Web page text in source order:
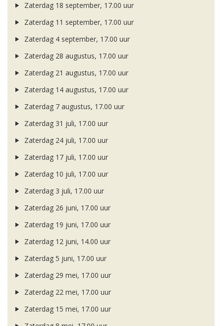
Zaterdag 18 september, 17.00 uur
Zaterdag 11 september, 17.00 uur
Zaterdag 4 september, 17.00 uur
Zaterdag 28 augustus, 17.00 uur
Zaterdag 21 augustus, 17.00 uur
Zaterdag 14 augustus, 17.00 uur
Zaterdag 7 augustus, 17.00 uur
Zaterdag 31 juli, 17.00 uur
Zaterdag 24 juli, 17.00 uur
Zaterdag 17 juli, 17.00 uur
Zaterdag 10 juli, 17.00 uur
Zaterdag 3 juli, 17.00 uur
Zaterdag 26 juni, 17.00 uur
Zaterdag 19 juni, 17.00 uur
Zaterdag 12 juni, 14.00 uur
Zaterdag 5 juni, 17.00 uur
Zaterdag 29 mei, 17.00 uur
Zaterdag 22 mei, 17.00 uur
Zaterdag 15 mei, 17.00 uur